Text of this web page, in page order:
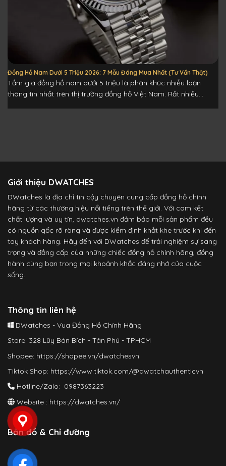
Đồng Hồ Nam Dưới 5 Triệu 2026: 7 Mẫu Đáng Mua Nhất (Tư Vấn Thật)
Tầm giá đồng hồ nam dưới 5 triệu là phân khúc nhiễu loạn
thông tin nhất trên thị trường đồng hồ Việt Nam. Rất nhiều...
Giới thiệu DWATCHES
DWatches là địa chỉ tin cậy chuyên cung cấp đồng hồ chính
hãng từ các thương hiệu nổi tiếng trên thế giới. Với cam kết
chất lượng và uy tín, dwatches.vn đảm bảo mỗi sản phẩm đều
có nguồn gốc rõ ràng và được kiểm định khắt khe trước khi đến
tay khách hàng. Hãy đến với DWatches để trải nghiệm sự sang
trọng và đẳng cấp của những chiếc đồng hồ chính hãng, đồng
hành cùng bạn trong mọi khoảnh khắc đáng nhớ của cuộc
sống.
Thông tin liên hệ
DWatches - Vua Đồng Hồ Chính Hãng
Store: 328 Lũy Bán Bích - Tân Phú - TPHCM
Shopee: https://shopee.vn/dwatchesvn
Tiktok Shop: https://www.tiktok.com/@dwatchauthenticvn
Hotline/Zalo: 0987363223
Website : https://dwatches.vn/
Bản đồ & Chỉ đường